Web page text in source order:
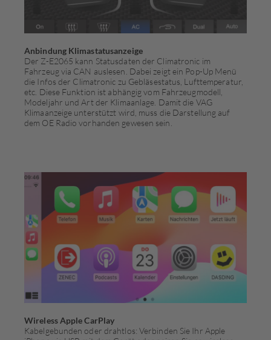
Anbindung Klimastatusanzeige
Der Z-E2065 kann Statusdaten der Climatronic im
Fahrzeug via CAN auslesen. Dabei zeigt ein Pop-Up Menü
die Infos der Climatronic zu Gebläsestatus, Lufttemperatur,
etc. Diese Funk­tion ist abhängig vom Fahrzeugmodell,
Modeljahr und Art der Klimaanlage. Damit die VAG
Klimaanzeige unterstützt wird, muss die Darstellung auf
dem OE Radio vorhanden gewesen sein.
Wireless Apple CarPlay
Kabelgebunden oder drahtlos: Verbinden Sie Ihr Apple